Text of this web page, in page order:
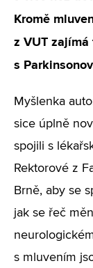
Kromě
z VUT
s
Myšlenka
sice úplně
spojili s
Rektorové z
Brně, aby se
jak se řeč
s mluvením